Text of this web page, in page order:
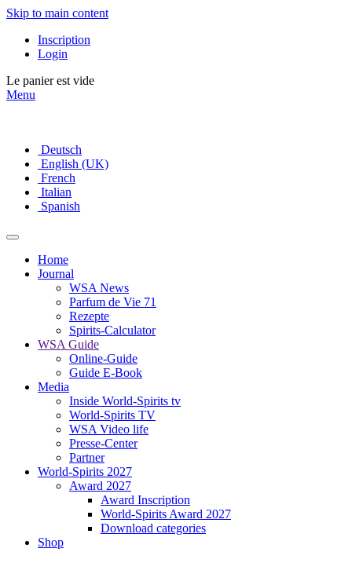
Skip to main content
Inscription
Login
Le panier est vide
Menu
Deutsch
English (UK)
French
Italian
Spanish
Home
Journal
WSA News
Parfum de Vie 71
Rezepte
Spirits-Calculator
WSA Guide
Online-Guide
Guide E-Book
Media
Inside World-Spirits tv
World-Spirits TV
WSA Video life
Presse-Center
Partner
World-Spirits 2027
Award 2027
Award Inscription
World-Spirits Award 2027
Download categories
Shop